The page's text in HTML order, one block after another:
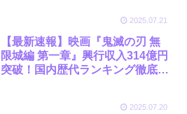
2025.07.21
【最新速報】映画『鬼滅の刃 無
限城編 第一章』興行収入314億円
突破！国内歴代ランキング徹底解
2025.07.20